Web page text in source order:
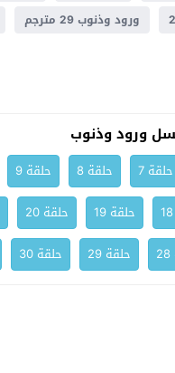
ورود وذنوب 29 مترجم
ورود وذنوب
حلقة 7 حلقة 8 حلقة 9
حلقة 19 حلقة 20
حلقة 29 حلقة 30